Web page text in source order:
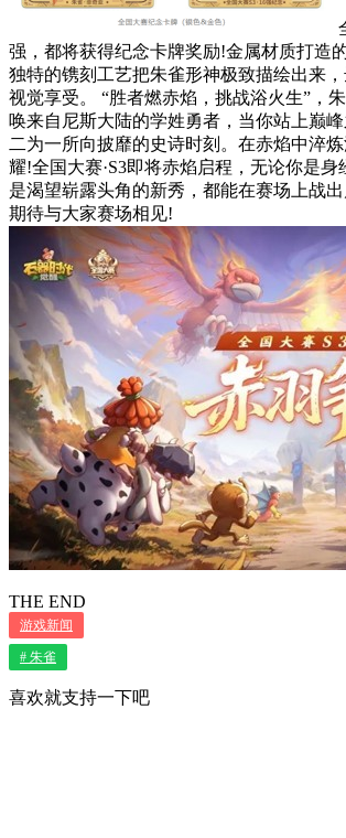
强，都将获得纪念卡牌奖励!金属材质打造
独特的镌刻工艺把朱雀形神极致描绘出来
视觉享受。 “胜者燃赤焰，挑战浴火生”，
唤来自尼斯大陆的学姓勇者，当你站上巅
二为一所向披靡的史诗时刻。在赤焰中淬
耀!全国大赛·S3即将赤焰启程，无论你是
是渴望崭露头角的新秀，都能在赛场上战出
期待与大家赛场相见!
THE END
游戏新闻
# 朱雀
喜欢就支持一下吧